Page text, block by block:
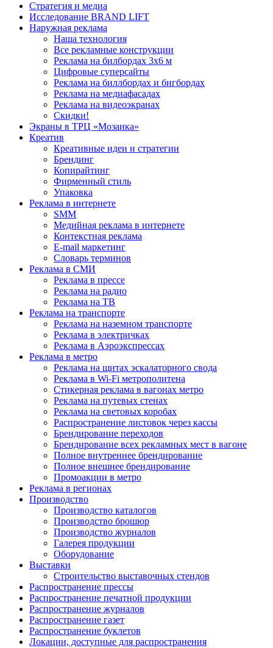
Стратегия и медиа
Исследование BRAND LIFT
Наружная реклама
Наша технология
Все рекламные конструкции
Реклама на билбордах 3х6 м
Цифровые суперсайты
Реклама на биллбордах и бигбордах
Реклама на медиафасадах
Реклама на видеоэкранах
Скидки!
Экраны в ТРЦ «Мозаика»
Креатив
Креативные идеи и стратегии
Брендинг
Копирайтинг
Фирменный стиль
Упаковка
Реклама в интернете
SMM
Медийная реклама в интернете
Контекстная реклама
E-mail маркетинг
Словарь терминов
Реклама в СМИ
Реклама в прессе
Реклама на радио
Реклама на ТВ
Реклама на транспорте
Реклама на наземном транспорте
Реклама в электричках
Реклама в Аэроэкспрессах
Реклама в метро
Реклама на щитах эскалаторного свода
Реклама в Wi-Fi метрополитена
Стикерная реклама в вагонах метро
Реклама на путевых стенах
Реклама на световых коробах
Распространение листовок через кассы
Брендирование переходов
Брендирование всех рекламных мест в вагоне
Полное внутреннее брендирование
Полное внешнее брендирование
Промоакции в метро
Реклама в регионах
Производство
Производство каталогов
Производство брошюр
Производство журналов
Галерея продукции
Оборудование
Выставки
Строительство выставочных стендов
Распространение прессы
Распространение печатной продукции
Распространение журналов
Распространение газет
Распространение буклетов
Локации, доступные для распространения